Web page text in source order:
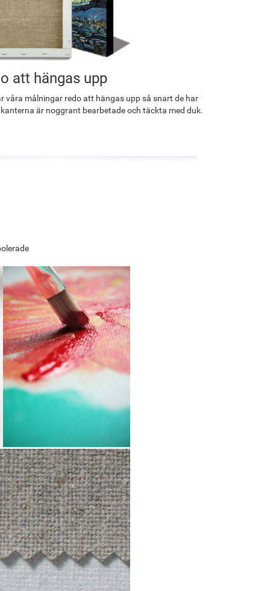
att hängas upp
våra målningar redo att hängas upp så snart de har
är noggrant bearbetade och täckta med duk.